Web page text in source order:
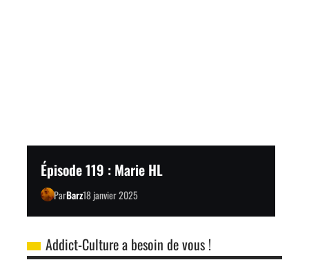
Épisode 119 : Marie HL
ParBarz18 janvier 2025
Addict-Culture a besoin de vous !